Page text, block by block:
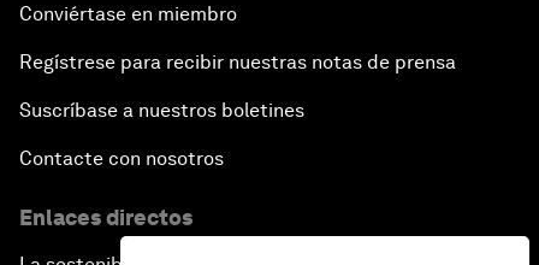
Conviértase en miembro
Regístrese para recibir nuestras notas de prensa
Suscríbase a nuestros boletines
Contacte con nosotros
Enlaces directos